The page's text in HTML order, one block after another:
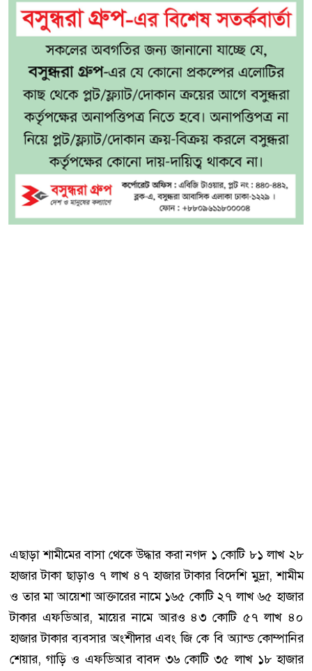
এছাড়া শামীমের বাসা থেকে উদ্ধার করা নগদ ১ কোটি ৮১ লাখ ২৮
হাজার টাকা ছাড়াও ৭ লাখ ৪৭ হাজার টাকার বিদেশি মুদ্রা, শামীম
ও তার মা আয়েশা আক্তারের নামে ১৬৫ কোটি ২৭ লাখ ৬৫ হাজার
টাকার এফডিআর, মায়ের নামে আরও ৪৩ কোটি ৫৭ লাখ ৪০
হাজার টাকার ব্যবসার অংশীদার এবং জি কে বি অ্যান্ড কোম্পানির
শেয়ার, গাড়ি ও এফডিআর বাবদ ৩৬ কোটি ৩৫ লাখ ১৮ হাজার